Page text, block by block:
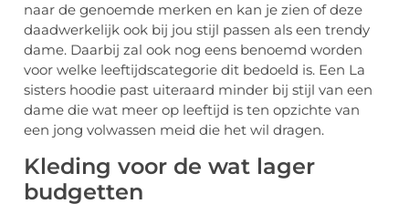
naar de genoemde merken en kan je zien of deze
daadwerkelijk ook bij jou stijl passen als een trendy
dame. Daarbij zal ook nog eens benoemd worden
voor welke leeftijdscategorie dit bedoeld is. Een La
sisters hoodie past uiteraard minder bij stijl van een
dame die wat meer op leeftijd is ten opzichte van
een jong volwassen meid die het wil dragen.
Kleding voor de wat lager
budgetten